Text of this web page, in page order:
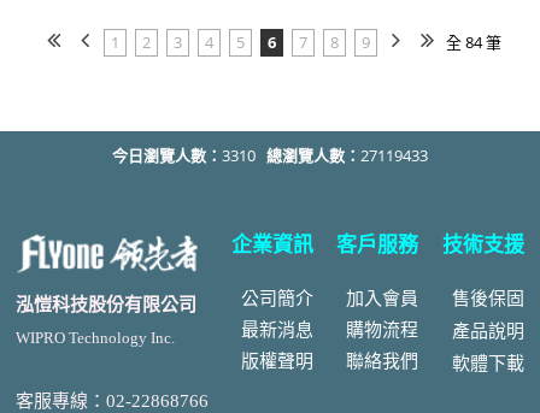
1 2 3 4 5 6 7 8 9 全 84 筆
今日瀏覽人數： 3310 總瀏覽人數： 27119433
泓愷科技股份有限公司
WIPRO Technology Inc.
客服專線：02-22868766
企業資訊
公司簡介
最新消息
版權聲明
客戶服務
加入會員
購物流程
聯絡我們
技術支援
售後保固
產品說明
軟體下載